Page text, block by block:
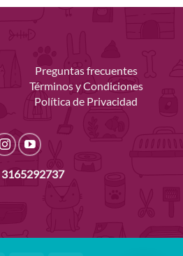
Preguntas frecuentes
Términos y Condiciones
Política de Privacidad
3165292737